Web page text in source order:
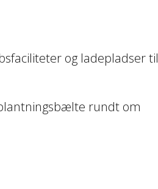
og ladepladser til
rundt om